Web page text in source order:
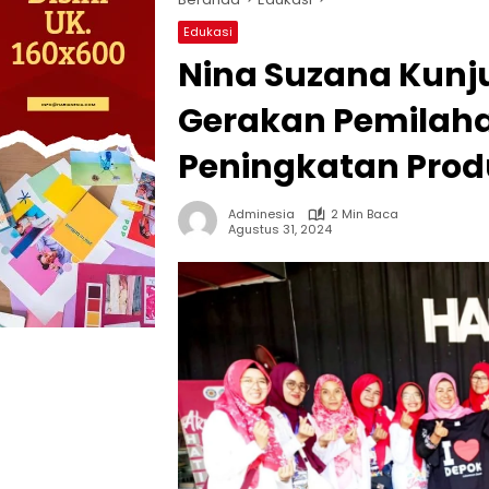
Edukasi
Nina Suzana
Gerakan
Peningkatan
Adminesia
2 Min Baca
Agustus 31, 2024